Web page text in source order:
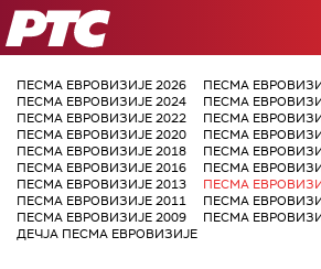
РТС
ПЕСМА ЕВРОВИЗИЈЕ 2026
ПЕСМА
ПЕСМА ЕВРОВИЗИЈЕ 2024
ПЕСМА
ПЕСМА ЕВРОВИЗИЈЕ 2022
ПЕСМА
ПЕСМА ЕВРОВИЗИЈЕ 2020
ПЕСМА
ПЕСМА ЕВРОВИЗИЈЕ 2018
ПЕСМА
ПЕСМА ЕВРОВИЗИЈЕ 2016
ПЕСМА
ПЕСМА ЕВРОВИЗИЈЕ 2013
ПЕСМА
ПЕСМА ЕВРОВИЗИЈЕ 2011
ПЕСМА
ПЕСМА ЕВРОВИЗИЈЕ 2009
ПЕСМА
ДЕЧЈА ПЕСМА ЕВРОВИЗИЈЕ